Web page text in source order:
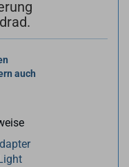
auch